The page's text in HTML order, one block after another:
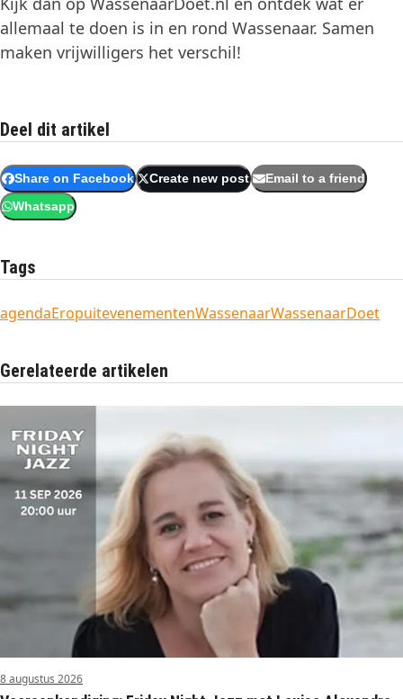
allemaal te doen is in en rond Wassenaar. Samen
maken vrijwilligers het verschil!
Deel dit artikel
Share on Facebook Create new post Email to a friend
Whatsapp
Tags
agendaEropuitevenementenWassenaarWassenaarDoet
Gerelateerde artikelen
8 augustus 2026